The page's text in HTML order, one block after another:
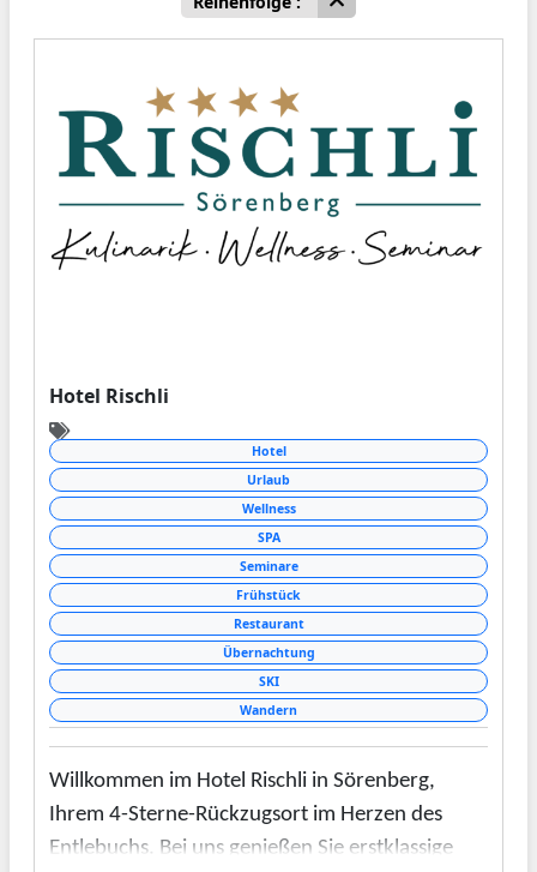
Hotel Rischli
Hotel
Urlaub
Wellness
SPA
Seminare
Frühstück
Restaurant
Übernachtung
SKI
Wandern
Willkommen im Hotel Rischli in Sörenberg,
Ihrem 4-Sterne-Rückzugsort im Herzen des
Entlebuchs. Bei uns genießen Sie erstklassige